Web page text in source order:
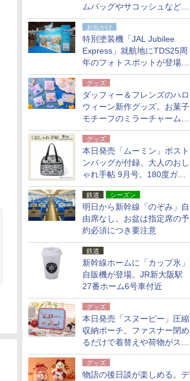
ムバッグやサコッシュなど6
点。8月21日オンラインスト
アで発売
お出かけ
特別塗装機「JAL Jubilee
Express」就航地にTDS25周
年のフォトスポットが登場。
10月末まで青森空港に
グッズ
ダッフィー＆フレンズのハロ
ウィーン新作グッズ。お菓子
モチーフのミラーチャーム/
デザインポーチほか
グッズ
本日発売「ムーミン」ボスト
ンバッグが付録、大人のおし
ゃれ手帖 9月号。180度ガバ
ッと開いて大容量
鉄道 シーズン
明日から新幹線「のぞみ」自
由席なし。お盆は指定席の予
約必須につき要注意
鉄道
新幹線ホームに「カップ氷」
自販機が登場。JR新大阪駅
27番ホーム6号車付近
グッズ
本日発売「スヌーピー」圧縮
収納ポーチ。ファスナー閉め
るだけで着替えや荷物がスリ
ムにまとまる
グッズ
物語の後日談が楽しめる。デ